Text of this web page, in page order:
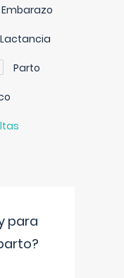
Embarazo
Lactancia
Parto
para